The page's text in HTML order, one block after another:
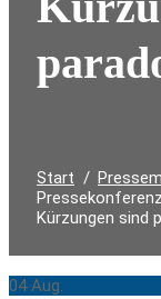
Start
Kürzungen sind
04 Aug.